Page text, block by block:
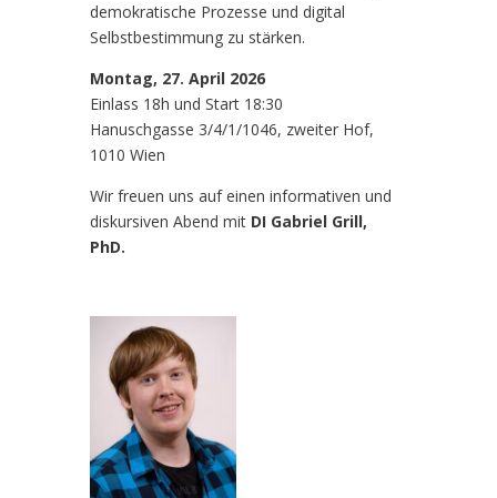
demokratische Prozesse und digital
Selbstbestimmung zu stärken.
Montag, 27. April 2026
Einlass 18h und Start 18:30
Hanuschgasse 3/4/1/1046, zweiter Hof,
1010 Wien
Wir freuen uns auf einen informativen und
diskursiven Abend mit DI Gabriel Grill,
PhD.